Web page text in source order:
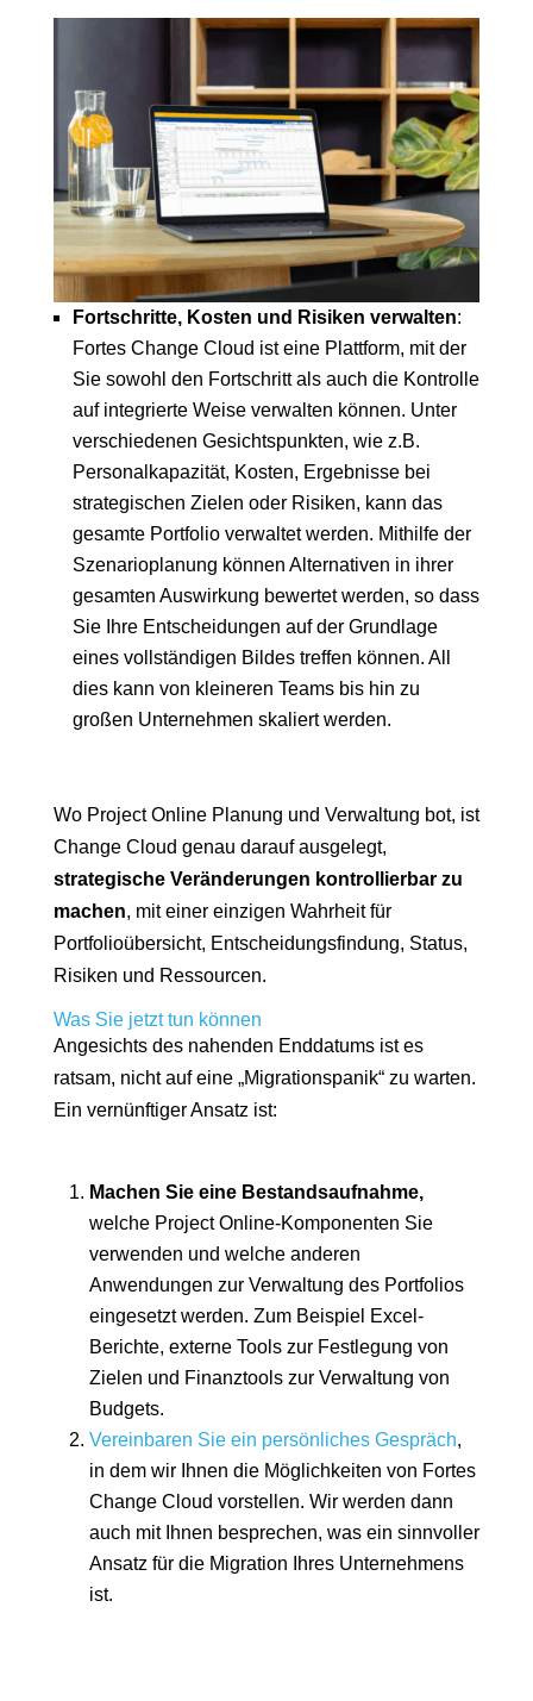
Fortschritte, Kosten und Risiken verwalten:
Fortes Change Cloud ist eine Plattform, mit der
Sie sowohl den Fortschritt als auch die Kontrolle
auf integrierte Weise verwalten können. Unter
verschiedenen Gesichtspunkten, wie z.B.
Personalkapazität, Kosten, Ergebnisse bei
strategischen Zielen oder Risiken, kann das
gesamte Portfolio verwaltet werden. Mithilfe der
Szenarioplanung können Alternativen in ihrer
gesamten Auswirkung bewertet werden, so dass
Sie Ihre Entscheidungen auf der Grundlage
eines vollständigen Bildes treffen können. All
dies kann von kleineren Teams bis hin zu
großen Unternehmen skaliert werden.
Wo Project Online Planung und Verwaltung bot, ist
Change Cloud genau darauf ausgelegt,
strategische Veränderungen kontrollierbar zu
machen, mit einer einzigen Wahrheit für
Portfolioübersicht, Entscheidungsfindung, Status,
Risiken und Ressourcen.
Was Sie jetzt tun können
Angesichts des nahenden Enddatums ist es
ratsam, nicht auf eine „Migrationspanik“ zu warten.
Ein vernünftiger Ansatz ist:
Machen Sie eine Bestandsaufnahme,
welche Project Online-Komponenten Sie
verwenden und welche anderen
Anwendungen zur Verwaltung des Portfolios
eingesetzt werden. Zum Beispiel Excel-
Berichte, externe Tools zur Festlegung von
Zielen und Finanztools zur Verwaltung von
Budgets.
Vereinbaren Sie ein persönliches Gespräch,
in dem wir Ihnen die Möglichkeiten von Fortes
Change Cloud vorstellen. Wir werden dann
auch mit Ihnen besprechen, was ein sinnvoller
Ansatz für die Migration Ihres Unternehmens
ist.